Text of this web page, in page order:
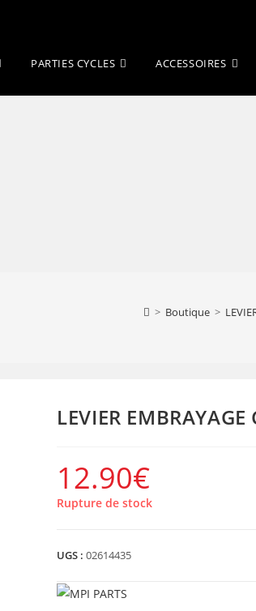
PARTIES CYCLES ACCESSOIRES
> Boutique >
LEVIER EMBRAYAGE
12.90€
Rupture de stock
UGS :02614435